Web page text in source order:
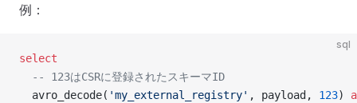
例：
sql
select
  -- 123はCSRに登録されたスキーマID
  avro_decode(
'my_external_registry' , payload, 123)